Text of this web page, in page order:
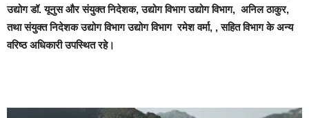
उद्योग डॉ. यूनुस और संयुक्त निदेशक, उद्योग विभाग उद्योग विभाग, अनिल ठाकुर,
तथा संयुक्त निदेशक उद्योग विभाग उद्योग विभाग रमेश वर्मा, , सहित विभाग के अन्य
वरिष्ठ अधिकारी उपस्थित रहे।